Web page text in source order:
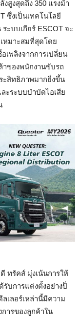
สูงสุดถึง 350 แรงม้า
ซึ่งเป็นเทคโนโลยี
ะบบเกียร์ ESCOT จะ
หมาะสมที่สุดโดย
เพลิงจากการเปลี่ยน
าของพนักงานขับรถ
ะสิทธิภาพมากยิ่งขึ้น
ะระบบบำบัดไอเสีย
ทรัคส์ มุ่งเน้นการให้
บการแต่งตั้งอย่างป็
ลเลอร์เหล่านี้มีความ
ารของลูกค้าใน